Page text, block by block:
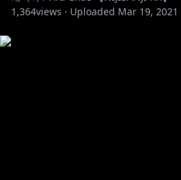
1,364views · Uploaded Mar 19, 2021